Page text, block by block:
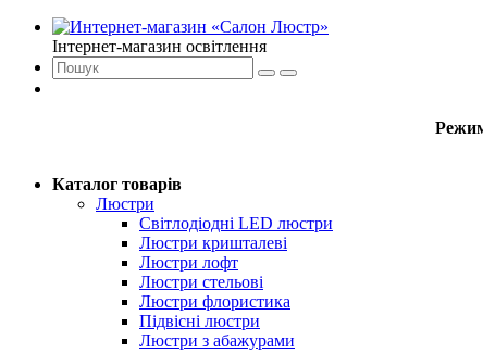
Інтернет-магазин освітлення
Каталог товарів
Люстри
Світлодіодні LED люстри
Люстри кришталеві
Люстри лофт
Люстри стельові
Люстри флористика
Підвісні люстри
Люстри з абажурами